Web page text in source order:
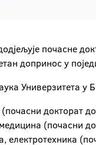
почасне
допринос у
Универзитета у
докторат
(почасни
електротехника